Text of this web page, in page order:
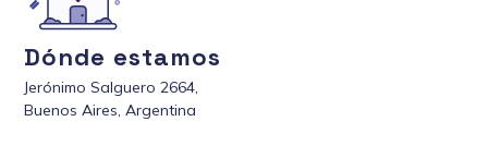
Dónde estamos
Jerónimo Salguero 2664,
Buenos Aires, Argentina